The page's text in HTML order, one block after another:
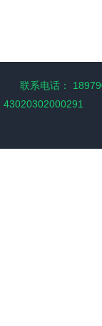
联系电话：
43020302000291